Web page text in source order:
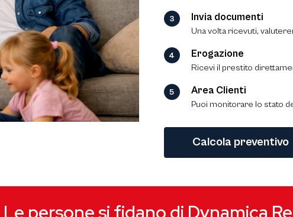
Invia documenti
Una volta ricevuti,
Erogazione
Ricevi il prestito
Area Clienti
Puoi monitorare lo stato
Calcola preventivo
Le persone si fidano di Dynamica